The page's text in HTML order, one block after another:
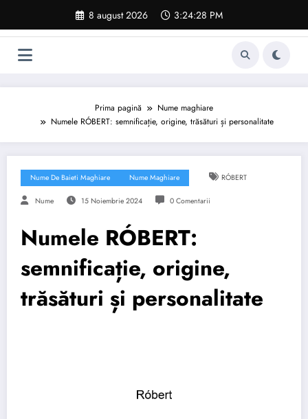
conținut
8 august 2026 3:24:29 PM
Prima pagină
Nume maghiare
Numele RÓBERT: semnificație, origine, trăsături și personalitate
Nume De Baieti Maghiare Nume Maghiare RÓBERT
Nume 15 Noiembrie 2024 0 Comentarii
Numele RÓBERT:
semnificație, origine,
trăsături și personalitate